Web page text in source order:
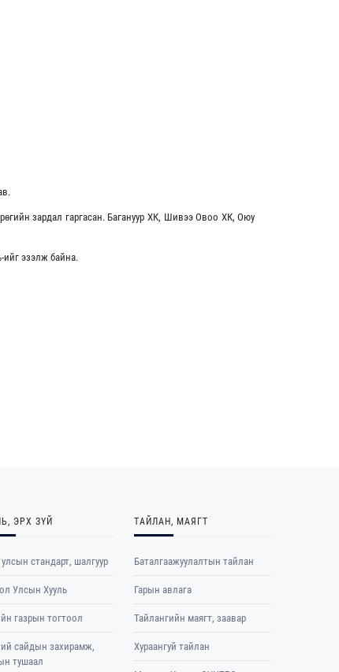
зардал гаргасан. Багануур ХК, Шивээ Овоо ХК, Оюу
ийг эзэлж байна.
ЭРХ ЗҮЙ
стандарт, шалгуур
Улсын Хууль
газрын тогтоол
сайдын захирамж,
тушаал
ТАЙЛАН, МАЯГТ
Баталгаажуулалтын тайлан
Гарын авлага
Тайлангийн маягт, заавар
Хураангуй тайлан